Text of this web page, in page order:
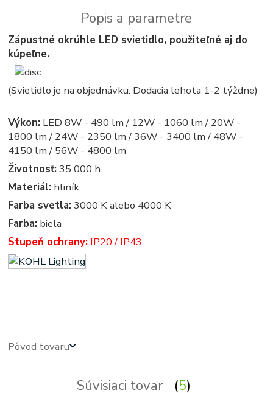
Popis a parametre
Zápustné okrúhle LED svietidlo, použiteľné aj do
kúpeľne.
(Svietidlo je na objednávku. Dodacia lehota 1-2 týždne)
Výkon: LED 8W - 490 lm / 12W - 1060 lm / 20W -
1800 lm / 24W - 2350 lm / 36W - 3400 lm / 48W -
4150 lm / 56W - 4800 lm
Životnosť: 35 000 h.
Materiál: hliník
Farba svetla: 3000 K alebo 4000 K
Farba: biela
Stupeň ochrany: IP20 / IP43
Pôvod tovaru
Súvisiaci tovar 5